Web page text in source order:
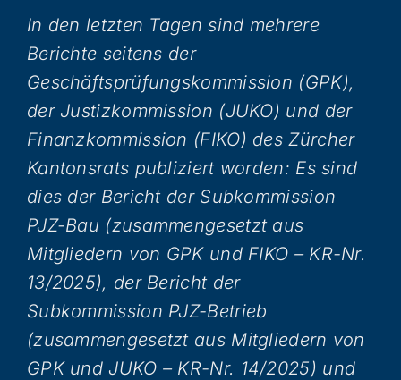
In den letzten Tagen sind mehrere
Berichte seitens der
Geschäftsprüfungskommission (GPK),
der Justizkommission (JUKO) und der
Finanzkommission (FIKO) des Zürcher
Kantonsrats publiziert worden: Es sind
dies der Bericht der Subkommission
PJZ-Bau (zusammengesetzt aus
Mitgliedern von GPK und FIKO – KR-Nr.
13/2025), der Bericht der
Subkommission PJZ-Betrieb
(zusammengesetzt aus Mitgliedern von
GPK und JUKO – KR-Nr. 14/2025) und